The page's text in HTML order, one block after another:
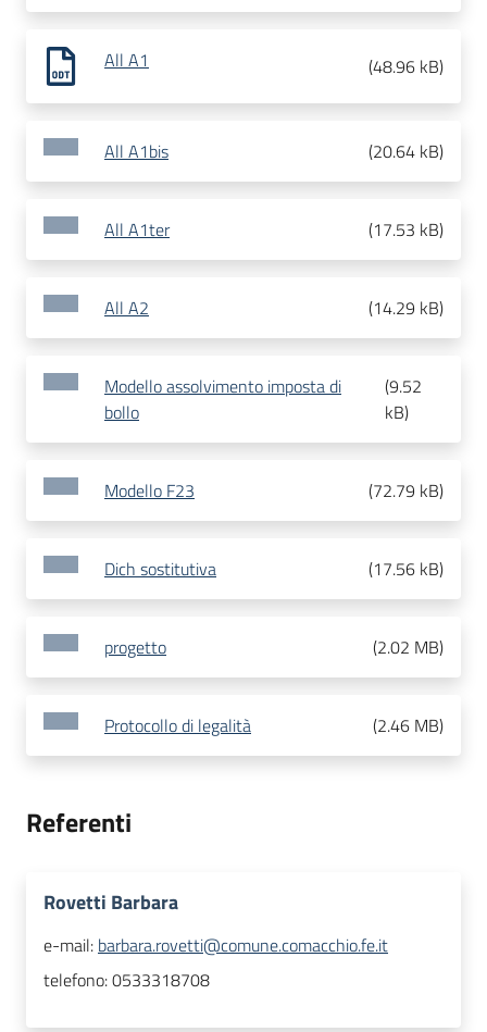
All A1 (48.96 kB)
All A1bis (20.64 kB)
All A1ter (17.53 kB)
All A2 (14.29 kB)
Modello assolvimento imposta di
bollo
(9.52
kB)
Modello F23 (72.79 kB)
Dich sostitutiva (17.56 kB)
progetto (2.02 MB)
Protocollo di legalità (2.46 MB)
Referenti
Rovetti Barbara
e-mail: barbara.rovetti@comune.comacchio.fe.it
telefono:0533318708